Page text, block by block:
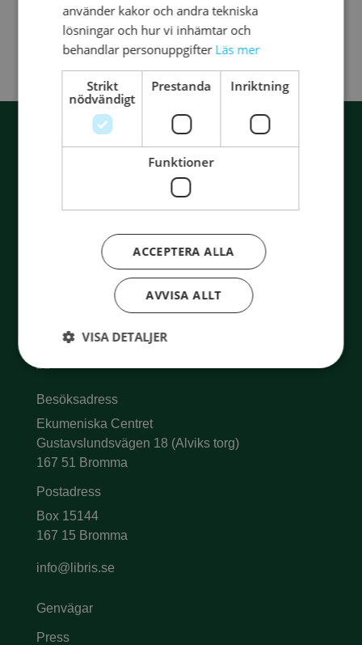
kr
TILL PRODUKTEN
Missa inga nyheter!
Anmäl dig till vårt nyhetsbrev och
läs om boknyheter, erbjudanden och
Besöksadress
Ekumeniska Centret
Gustavslundsvägen 18 (Alviks torg)
167 51 Bromma
Postadress
Box 15144
167 15 Bromma
info@libris.se
Genvägar
Press
använder kakor och andra tekniska
lösningar och hur vi inhämtar och
behandlar personuppgifter Läs mer
Strikt
nödvändigt
Prestanda Inriktning
Funktioner
ACCEPTERA ALLA
AVVISA ALLT
VISA DETALJER